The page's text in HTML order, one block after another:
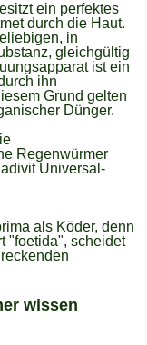
ein perfektes
durch die Haut.
in
gleichgültig
ist ein
ihn
Grund gelten
Dünger.
Regenwürmer
Universal-
als Köder, denn
"foetida", scheidet
wissen